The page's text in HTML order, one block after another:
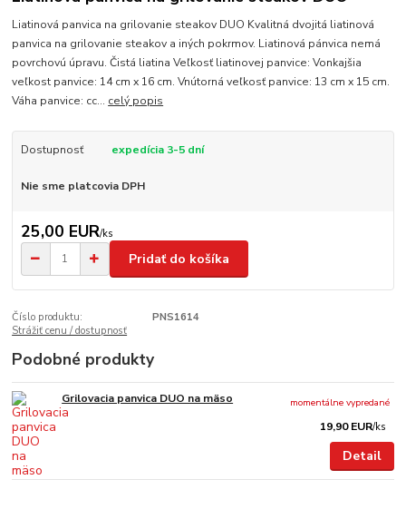
Liatinová panvica na grilovanie steakov DUO Kvalitná dvojitá liatinová
panvica na grilovanie steakov a iných pokrmov. Liatinová pánvica nemá
povrchovú úpravu. Čistá liatina Veľkosť liatinovej panvice: Vonkajšia
veľkost panvice: 14 cm x 16 cm. Vnútorná veľkosť panvice: 13 cm x 15 cm.
Váha panvice: cc... celý popis
Dostupnosť expedícia 3-5 dní
Nie sme platcovia DPH
25,00 EUR/ks
Pridať do košíka
Číslo produktu:
PNS1614
Strážiť cenu / dostupnosť
Podobné produkty
Grilovacia panvica DUO na mäso
19,90 EUR/ks
momentálne vypredané
Detail